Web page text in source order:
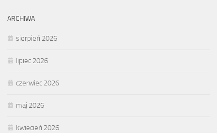
ARCHIWA
sierpień 2026
lipiec 2026
czerwiec 2026
maj 2026
kwiecień 2026